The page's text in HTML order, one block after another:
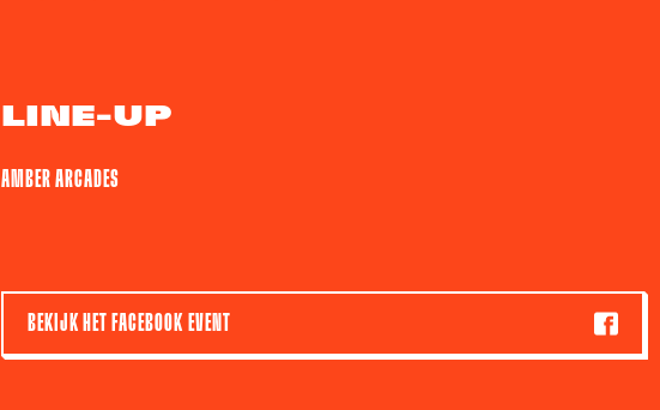
LINE-UP
AMBER ARCADES
BEKIJK HET FACEBOOK EVENT